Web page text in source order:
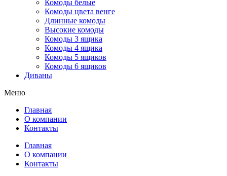
Комоды белые
Комоды цвета венге
Длинные комоды
Высокие комоды
Комоды 3 ящика
Комоды 4 ящика
Комоды 5 ящиков
Комоды 6 ящиков
Диваны
Меню
Главная
О компании
Контакты
Главная
О компании
Контакты